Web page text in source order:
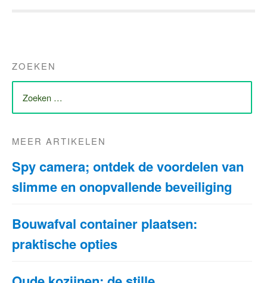
ZOEKEN
ZOEK
NAAR:
MEER ARTIKELEN
Spy camera; ontdek de voordelen van
slimme en onopvallende beveiliging
Bouwafval container plaatsen:
praktische opties